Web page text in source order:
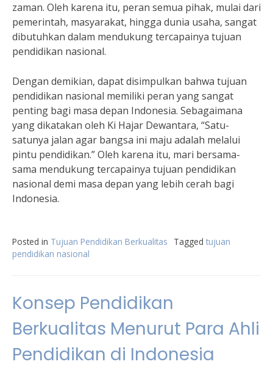
zaman. Oleh karena itu, peran semua pihak, mulai dari
pemerintah, masyarakat, hingga dunia usaha, sangat
dibutuhkan dalam mendukung tercapainya tujuan
pendidikan nasional.
Dengan demikian, dapat disimpulkan bahwa tujuan
pendidikan nasional memiliki peran yang sangat
penting bagi masa depan Indonesia. Sebagaimana
yang dikatakan oleh Ki Hajar Dewantara, “Satu-
satunya jalan agar bangsa ini maju adalah melalui
pintu pendidikan.” Oleh karena itu, mari bersama-
sama mendukung tercapainya tujuan pendidikan
nasional demi masa depan yang lebih cerah bagi
Indonesia.
Posted in Tujuan Pendidikan Berkualitas Tagged tujuan
pendidikan nasional
Konsep Pendidikan
Berkualitas Menurut Para Ahli
Pendidikan di Indonesia